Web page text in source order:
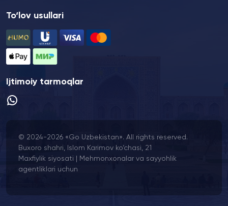
To‘lov usullari
Ijtimoiy tarmoqlar
© 2024-2026 «Go Uzbekistan». All rights reserved.
Buxoro shahri, Islom Karimov ko‘chasi, 21
Maxfiylik siyosati
Mehmonxonalar va sayyohlik
agentliklari uchun